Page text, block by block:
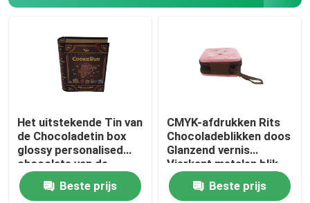
Kosmetisch Tin
Tin Lunch Boxes
Ronde blikken containers
Rechthoekig Tin Box
Het uitstekende Tin van
de Chocoladetin box
glossy personalised
chocolate van de
Boekvorm
Beste prijs
CMYK-afdrukken Rits
Chocoladeblikken doos
Glanzend vernis
Vierkant metalen blik
Beste prijs